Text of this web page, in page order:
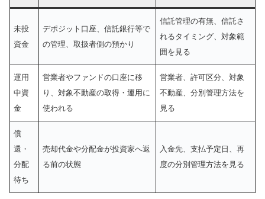
未投
資金
デポジット口座、信託銀行等で
の管理、取扱者側の預かり
信託管理の有無、信託さ
れるタイミング、対象範
囲を見る
運用
中資
金
営業者やファンドの口座に移
り、対象不動産の取得・運用に
使われる
営業者、許可区分、対象
不動産、分別管理方法を
見る
償
還・
分配
待ち
売却代金や分配金が投資家へ返
る前の状態
入金先、支払予定日、再
度の分別管理方法を見る